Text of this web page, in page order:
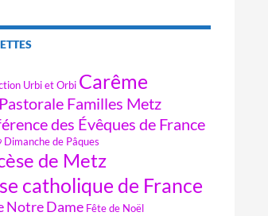
Urbi et Orbi Carême
Familles Metz
des Évêques de France
Dimanche de Pâques
de Metz
catholique de France
Notre Dame Fête de Noël